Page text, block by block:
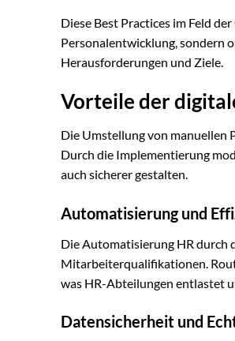
Diese Best Practices im Feld
Personalentwicklung, sondern
Herausforderungen und Ziele.
Vorteile der
Die Umstellung von manuellen
Durch die Implementierung
auch sicherer gestalten.
Automatisierung und
Die Automatisierung HR durch
Mitarbeiterqualifikationen.
was HR-Abteilungen entlastet
Datensicherheit und